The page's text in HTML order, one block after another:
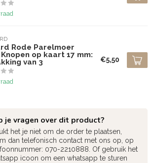
Rode Parelmoer
op kaart 17 mm:
van 3
€5,50
je vragen over dit product?
het je niet om de order te plaatsen,
dan telefonisch contact met ons op, op
070-2210888. Of gebruik het
icoon om een whatsapp te sturen